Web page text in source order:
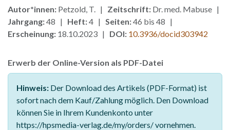
Autor*innen: Petzold, T. | Zeitschrift: Dr. med. Mabuse |
Jahrgang:48 | Heft:4 | Seiten:46 bis 48 |
Erscheinung: 18.10.2023 | DOI: 10.3936/docid303942
Erwerb der Online-Version als PDF-Datei
Hinweis: Der Download des Artikels (PDF-Format) ist
sofort nach dem Kauf/Zahlung möglich. Den Download
können Sie in Ihrem Kundenkonto unter
https://hpsmedia-verlag.de/my/orders/ vornehmen.